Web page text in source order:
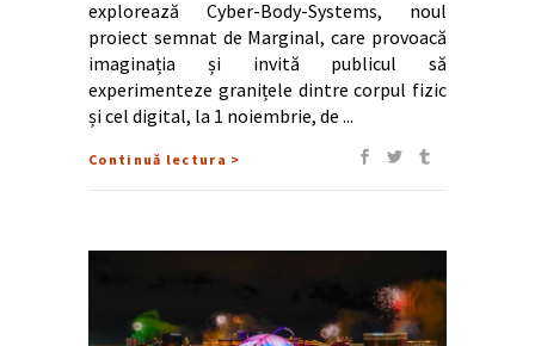
explorează Cyber-Body-Systems, noul
proiect semnat de Marginal, care provoacă
imaginația și invită publicul să
experimenteze granițele dintre corpul fizic
și cel digital, la 1 noiembrie, de
Continuă lectura >